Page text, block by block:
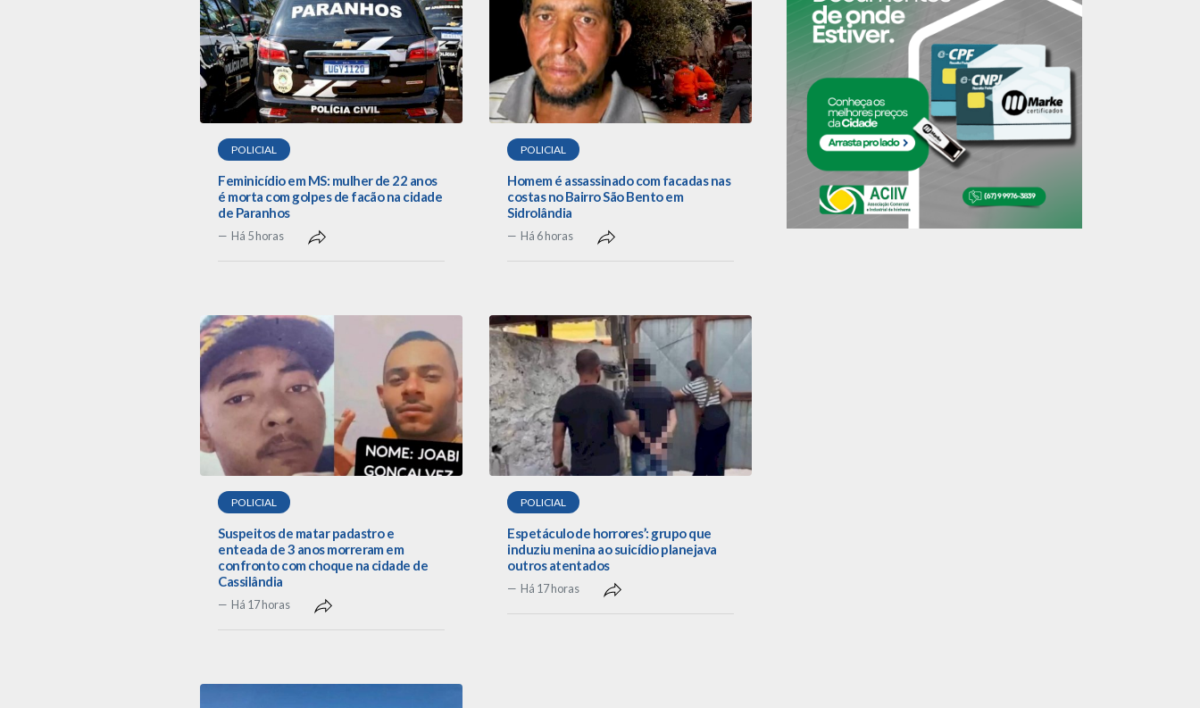
POLICIAL
Feminicídio em MS: mulher de 22 anos
é morta com golpes de facão na cidade
de Paranhos
Há 5 horas
POLICIAL
Homem é assassinado com facadas nas
costas no Bairro São Bento em
Sidrolândia
Há 6 horas
POLICIAL
Suspeitos de matar padastro e
enteada de 3 anos morreram em
confronto com choque na cidade de
Cassilândia
Há 17 horas
POLICIAL
Espetáculo de horrores’: grupo que
induziu menina ao suicídio planejava
outros atentados
Há 17 horas